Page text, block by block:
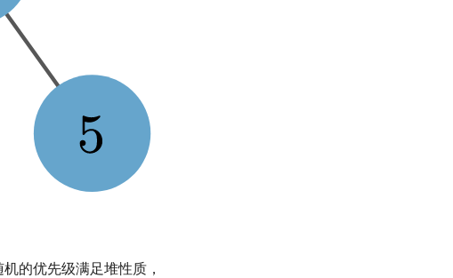
的优先级满足堆性质，